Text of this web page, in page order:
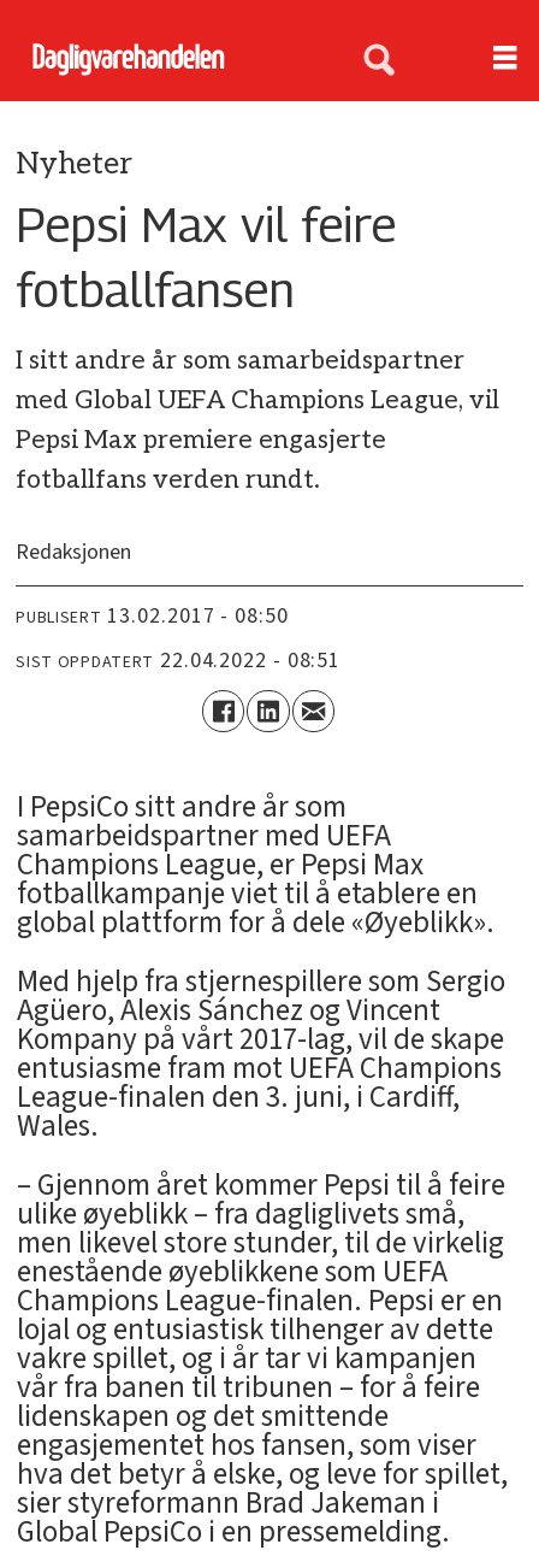
Nyheter
Pepsi Max vil feire
fotballfansen
I sitt andre år som samarbeidspartner
med Global UEFA Champions League, vil
Pepsi Max premiere engasjerte
fotballfans verden rundt.
Redaksjonen
PUBLISERT 13.02.2017 - 08:50
SIST OPPDATERT 22.04.2022 - 08:51
I PepsiCo sitt andre år som
samarbeidspartner med UEFA
Champions League, er Pepsi Max
fotballkampanje viet til å etablere en
global plattform for å dele «Øyeblikk».
Med hjelp fra stjernespillere som Sergio
Agüero, Alexis Sánchez og Vincent
Kompany på vårt 2017-lag, vil de skape
entusiasme fram mot UEFA Champions
League-finalen den 3. juni, i Cardiff,
Wales.
– Gjennom året kommer Pepsi til å feire
ulike øyeblikk – fra dagliglivets små,
men likevel store stunder, til de virkelig
enestående øyeblikkene som UEFA
Champions League-finalen. Pepsi er en
lojal og entusiastisk tilhenger av dette
vakre spillet, og i år tar vi kampanjen
vår fra banen til tribunen – for å feire
lidenskapen og det smittende
engasjementet hos fansen, som viser
hva det betyr å elske, og leve for spillet,
sier styreformann Brad Jakeman i
Global PepsiCo i en pressemelding.